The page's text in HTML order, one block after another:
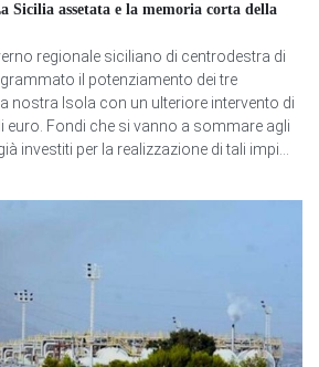
Sicilia assetata e la memoria corta della
regionale siciliano di centrodestra di
il potenziamento dei tre
nostra Isola con un ulteriore intervento di
euro. Fondi che si vanno a sommare agli
investiti per la realizzazione di tali impi...